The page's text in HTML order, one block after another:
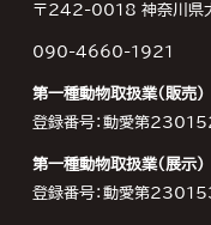
〒242-0018 神奈川県大
090-4660-1921
第一種動物取扱業（販売）
登録番号：動愛第
第一種動物取扱業（展示）
登録番号：動愛第